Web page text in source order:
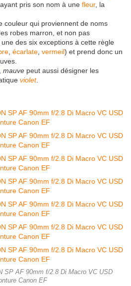
, ayant pris son nom à une fleur, la
couleur qui proviennent de noms
robes marron, et non pas
des six exceptions à cette règle
écarlate vermeil) et prend donc un
mauve peut aussi désigner les
violet.
SP AF 90mm f/2.8 Di Macro VC USD
Canon EF